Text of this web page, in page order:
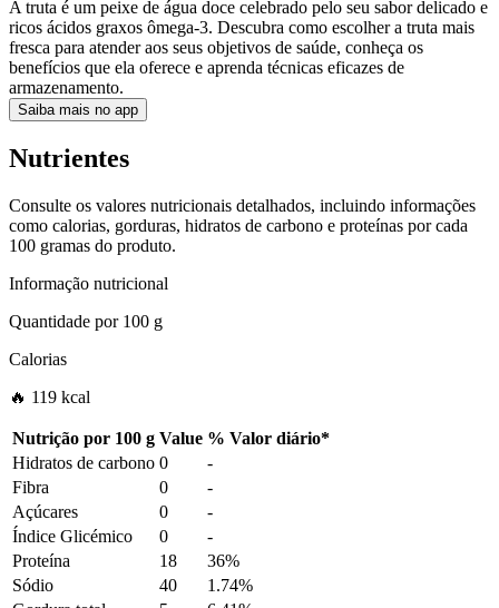
A truta é um peixe de água doce celebrado pelo seu sabor delicado e
ricos ácidos graxos ômega-3. Descubra como escolher a truta mais
fresca para atender aos seus objetivos de saúde, conheça os
benefícios que ela oferece e aprenda técnicas eficazes de
armazenamento.
Saiba mais no app
Nutrientes
Consulte os valores nutricionais detalhados, incluindo informações
como calorias, gorduras, hidratos de carbono e proteínas por cada
100 gramas do produto.
Informação nutricional
Quantidade por100 g
Calorias
🔥 119 kcal
Nutrição por 100 g Value % Valor diário*
Hidratos de carbono 0
-
Fibra
0
-
Açúcares
0
-
Índice Glicémico
0
-
Proteína
18
36%
Sódio
40
1.74%